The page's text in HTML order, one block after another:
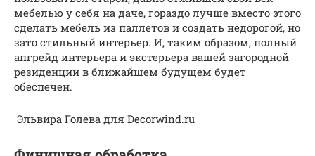
мебелью у себя на даче, гораздо лучше вместо этого
сделать мебель из паллетов и создать недорогой, но
зато стильный интерьер. И, таким образом, полный
апгрейд интерьера и экстерьера вашей загородной
резиденции в ближайшем будущем будет
обеспечен.
Эльвира Голева для Decorwind.ru